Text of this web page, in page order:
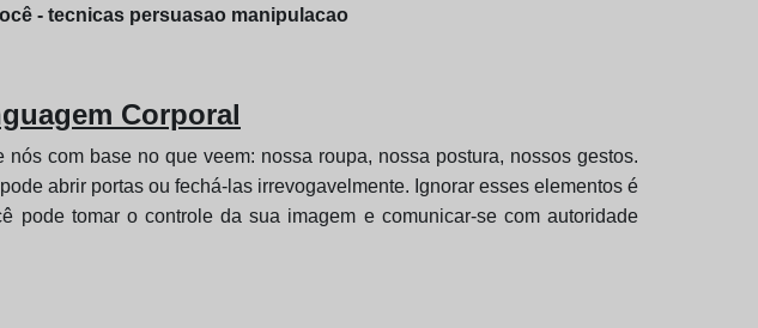
- tecnicas persuasao manipulacao
Corporal
com base no que veem: nossa roupa, nossa postura, nossos gestos.
abrir portas ou fechá-las irrevogavelmente. Ignorar esses elementos é
pode tomar o controle da sua imagem e comunicar-se com autoridade